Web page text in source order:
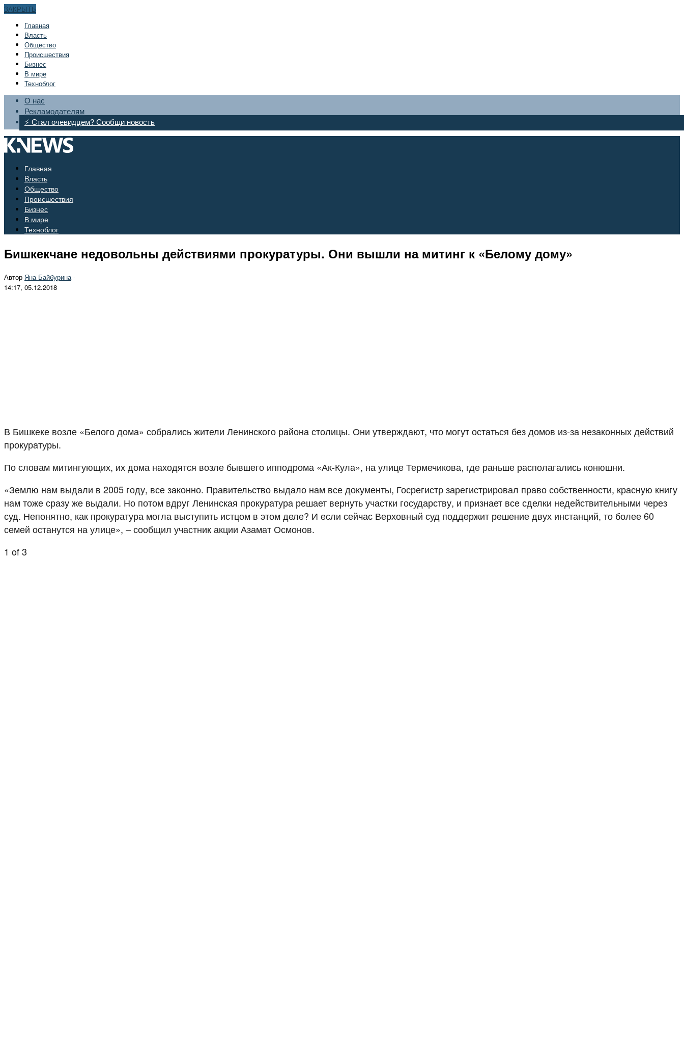
ЗАКРЫТЬ
Главная
Bласть
Общество
Происшествия
Бизнес
В мире
Техноблог
О нас
Рекламодателям
⚡ Стал очевидцем? Сообщи новость
Главная
Bласть
Общество
Происшествия
Бизнес
В мире
Техноблог
Бишкекчане недовольны действиями прокуратуры. Они вышли на митинг к «Белому дому»
Автор Яна Байбурина-
14:17, 05.12.2018
В Бишкеке возле «Белого дома» собрались жители Ленинского района столицы. Они утверждают, что могут остаться без домов из-за незаконных действий
прокуратуры.
По словам митингующих, их дома находятся возле бывшего ипподрома «Ак-Кула», на улице Термечикова, где раньше располагались конюшни.
«Землю нам выдали в 2005 году, все законно. Правительство выдало нам все документы, Госрегистр зарегистрировал право собственности, красную книгу
нам тоже сразу же выдали. Но потом вдруг Ленинская прокуратура решает вернуть участки государству, и признает все сделки недействительными через
суд. Непонятно, как прокуратура могла выступить истцом в этом деле? И если сейчас Верховный суд поддержит решение двух инстанций, то более 60
семей останутся на улице», – сообщил участник акции Азамат Осмонов.
1 of 3